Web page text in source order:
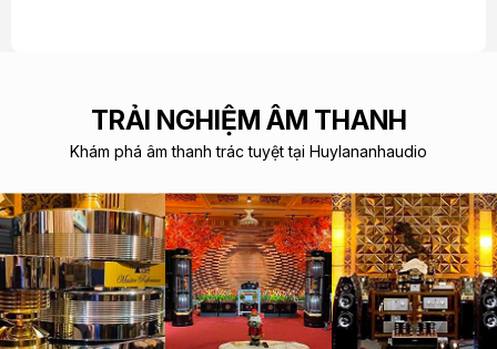
TRẢI NGHIỆM ÂM THANH
Khám phá âm thanh trác tuyệt tại Huylananhaudio